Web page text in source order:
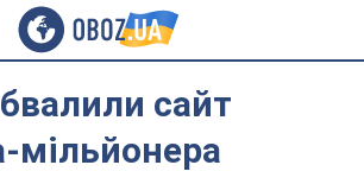
сайт
мільйонера